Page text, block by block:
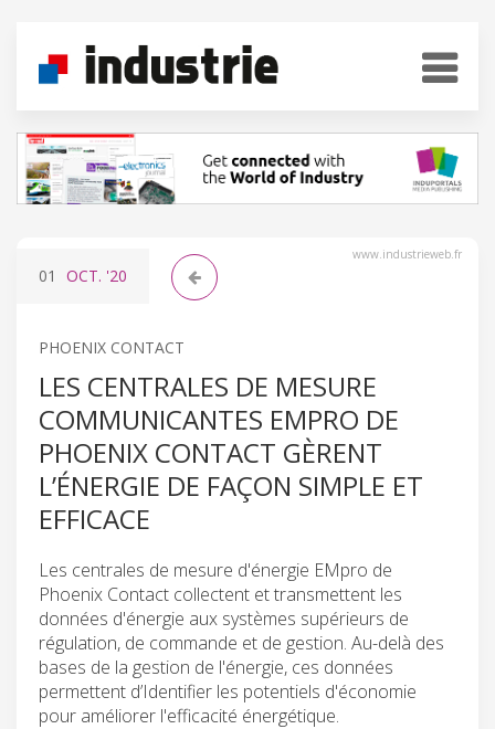
www.industrieweb.fr
01 OCT. '20
PHOENIX CONTACT
LES CENTRALES DE MESURE
COMMUNICANTES EMPRO DE
PHOENIX CONTACT GÈRENT
L’ÉNERGIE DE FAÇON SIMPLE ET
EFFICACE
Les centrales de mesure d'énergie EMpro de
Phoenix Contact collectent et transmettent les
données d'énergie aux systèmes supérieurs de
régulation, de commande et de gestion. Au-delà des
bases de la gestion de l'énergie, ces données
permettent d’Identifier les potentiels d'économie
pour améliorer l'efficacité énergétique.